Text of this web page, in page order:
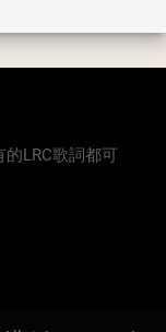
LRC歌詞都可